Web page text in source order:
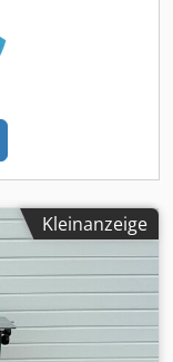
Kleinanzeige